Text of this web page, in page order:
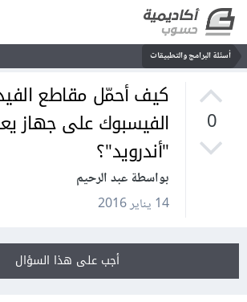
أسئلة البرامج والتطبيقات
0
كيف أحمّل مقاطع
الفيسبوك على جهاز
"أندرويد"؟
بواسطة عبد الرحيم
14 يناير 2016
أجب على هذا السؤال